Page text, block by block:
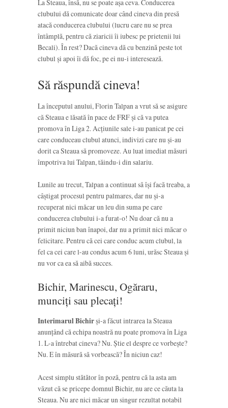
La Steaua, însă, nu se poate așa ceva. Conducerea
clubului dă comunicate doar când cineva din presă
atacă conducerea clubului (lucru care nu se prea
întâmplă, pentru că ziaricii îi iubesc pe prietenii lui
Becali). În rest? Dacă cineva dă cu benzină peste tot
clubul și apoi îi dă foc, pe ei nu-i interesează.
Să răspundă cineva!
La începutul anului, Florin Talpan a vrut să se asigure
că Steaua e lăsată în pace de FRF și că va putea
promova în Liga 2. Acțiunile sale i-au panicat pe cei
care conduceau clubul atunci, indivizi care nu și-au
dorit ca Steaua să promoveze. Au luat imediat măsuri
împotriva lui Talpan, tăindu-i din salariu.
Lunile au trecut, Talpan a continuat să își facă treaba, a
câștigat procesul pentru palmares, dar nu și-a
recuperat nici măcar un leu din suma pe care
conducerea clubului i-a furat-o! Nu doar că nu a
primit niciun ban înapoi, dar nu a primit nici măcar o
felicitare. Pentru că cei care conduc acum clubul, la
fel ca cei care l-au condus acum 6 luni, urăsc Steaua și
nu vor ca ea să aibă succes.
Bichir, Marinescu, Ogăraru,
munciți sau plecați!
Interimarul Bichirși-a făcut intrarea la Steaua
anunțând că echipa noastră nu poate promova în Liga
1. L-a întrebat cineva? Nu. Știe el despre ce vorbește?
Nu. E în măsură să vorbească? În niciun caz!
Acest simplu stătător în poză, pentru că la asta am
văzut că se pricepe domnul Bichir, nu are ce căuta la
Steaua. Nu are nici măcar un singur rezultat notabil